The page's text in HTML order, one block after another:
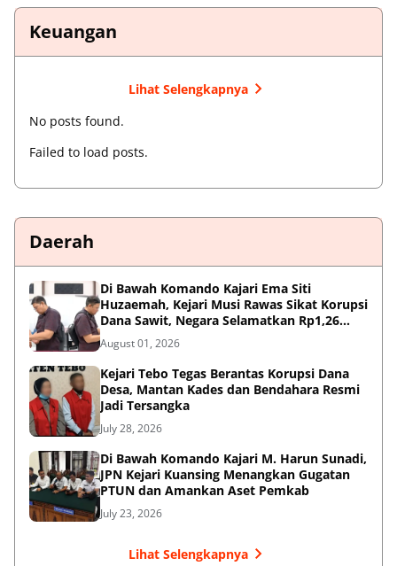
Keuangan
Lihat Selengkapnya
No posts found.
Failed to load posts.
Daerah
Di Bawah Komando Kajari Ema Siti
Huzaemah, Kejari Musi Rawas Sikat Korupsi
Dana Sawit, Negara Selamatkan Rp1,26
Miliar
August 01, 2026
Kejari Tebo Tegas Berantas Korupsi Dana
Desa, Mantan Kades dan Bendahara Resmi
Jadi Tersangka
July 28, 2026
Di Bawah Komando Kajari M. Harun Sunadi,
JPN Kejari Kuansing Menangkan Gugatan
PTUN dan Amankan Aset Pemkab
July 23, 2026
Lihat Selengkapnya